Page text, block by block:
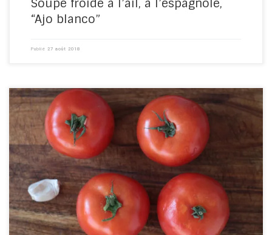
Soupe froide à l’ail, à l’espagnole,
“Ajo blanco”
Publié 27 août 2018
Que serait la cuisine espagnole sans le gazpacho ? Cette soupe
froide et salée, aux légumes méditerranéens, a tous les atouts
pour rafraîchir les après-midi d’été trop chauds. Compliqué le
gazpacho ? Que nenni ! Cuisine 10 minutes vous propose […]